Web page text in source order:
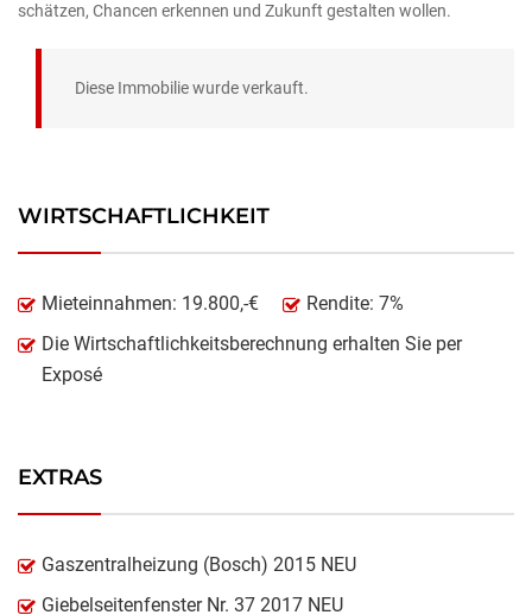
schätzen, Chancen erkennen und Zukunft gestalten wollen.
Diese Immobilie wurde verkauft.
WIRTSCHAFTLICHKEIT
Mieteinnahmen: 19.800,-€
Rendite: 7%
Die Wirtschaftlichkeitsberechnung erhalten Sie per
Exposé
EXTRAS
Gaszentralheizung (Bosch) 2015 NEU
Giebelseitenfenster Nr. 37 2017 NEU